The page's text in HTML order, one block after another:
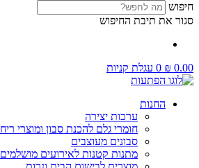
חיפוש
סגור את תיבת החיפוש
₪ 0.00
0 עגלת קניות
החנות
ערכות יצירה
חומרי גלם להכנת סבון ומוצרי ריח
סבונים מעוצבים
מתנות קטנות לאירועים מושלמים